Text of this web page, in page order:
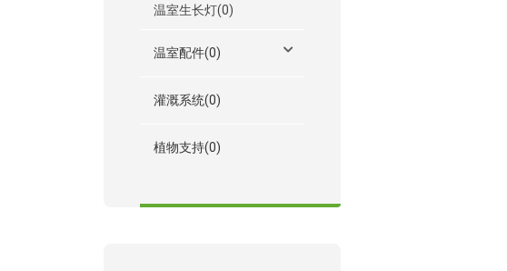
温室生长灯(0)
温室配件(0)
灌溉系统(0)
植物支持(0)